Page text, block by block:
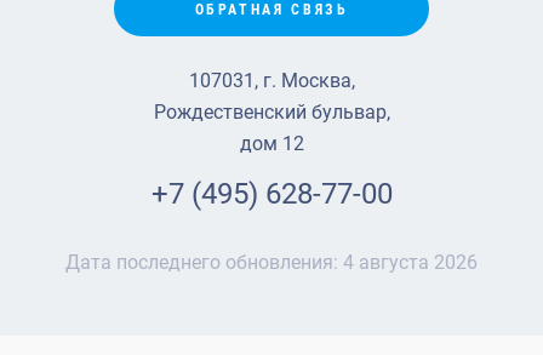
ОБРАТНАЯ СВЯЗЬ
107031, г. Москва,
Рождественский бульвар,
дом 12
+7 (495) 628-77-00
Дата последнего обновления: 4 августа 2026